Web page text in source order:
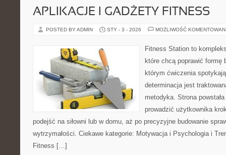
APLIKACJE I GADŻETY FITNESS
POSTED BY ADMIN STY - 3 - 2026 MOŻLIWOŚĆ
Fitness Station to
które chcą poprawić formę
którym ćwiczenia
determinacja jest
metodyka. Strona
prowadzić użytkownika
podejść na siłowni lub w domu, aż po precyzyjne budowanie
wytrzymałości. Ciekawe kategorie: Motywacja i Psychologia i
Fitness […]